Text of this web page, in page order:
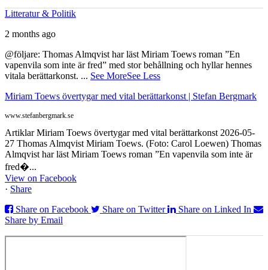
Litteratur & Politik
2 months ago
@följare: Thomas Almqvist har läst Miriam Toews roman ”En
vapenvila som inte är fred” med stor behållning och hyllar hennes
vitala berättarkonst. ... See MoreSee Less
Miriam Toews övertygar med vital berättarkonst | Stefan Bergmark
www.stefanbergmark.se
Artiklar Miriam Toews övertygar med vital berättarkonst 2026-05-
27 Thomas Almqvist Miriam Toews. (Foto: Carol Loewen) Thomas
Almqvist har läst Miriam Toews roman ”En vapenvila som inte är
fred�...
View on Facebook
· Share
Share on Facebook
Share on Twitter
Share on Linked In
Share by Email